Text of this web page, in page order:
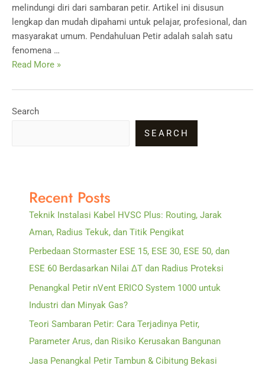
melindungi diri dari sambaran petir. Artikel ini disusun
lengkap dan mudah dipahami untuk pelajar, profesional, dan
masyarakat umum. Pendahuluan Petir adalah salah satu
fenomena …
Proses
Petir:
Penjelasan
Read More »
Search
SEARCH
Recent Posts
Teknik Instalasi Kabel HVSC Plus: Routing, Jarak
Aman, Radius Tekuk, dan Titik Pengikat
Perbedaan Stormaster ESE 15, ESE 30, ESE 50, dan
ESE 60 Berdasarkan Nilai ΔT dan Radius Proteksi
Penangkal Petir nVent ERICO System 1000 untuk
Industri dan Minyak Gas?
Teori Sambaran Petir: Cara Terjadinya Petir,
Parameter Arus, dan Risiko Kerusakan Bangunan
Jasa Penangkal Petir Tambun & Cibitung Bekasi